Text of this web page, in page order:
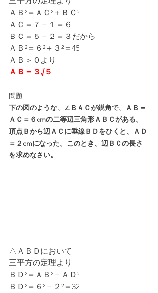
ＡＢ²＝ＡＣ²＋ＢＣ²
ＡＣ＝７－１＝６
ＢＣ＝５－２＝３だから
ＡＢ²＝６²＋３²＝45
ＡＢ＞０より
ＡＢ＝３√５
問題
下の図のような、∠ＢＡＣが鋭角で、ＡＢ＝
ＡＣ＝６cmの二等辺三角形ＡＢＣがある。
頂点Ｂから辺ＡＣに垂線ＢＤをひくと、ＡＤ
＝２cmになった。このとき、辺ＢＣの長さ
を求めなさい。
△ＡＢＤにおいて
三平方の定理より
ＢＤ²＝ＡＢ²－ＡＤ²
ＢＤ²＝６²－２²＝32